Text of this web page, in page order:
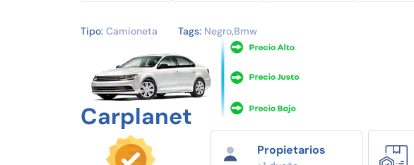
Tipo: Camioneta Tags: Negro,Bmw
Carplanet
Propietarios